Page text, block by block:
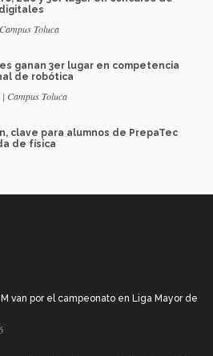
Toluca
ganan 3er lugar en competencia
de robótica
Campus Toluca
clave para alumnos de PrepaTec
de física
van por el campeonato en Liga Mayor de